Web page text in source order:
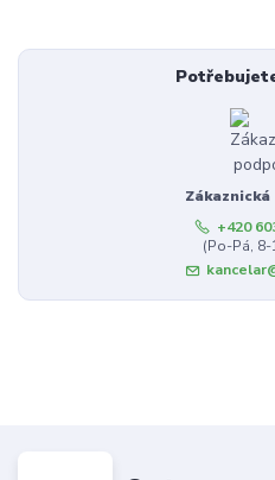
+420
(Po-Pá,